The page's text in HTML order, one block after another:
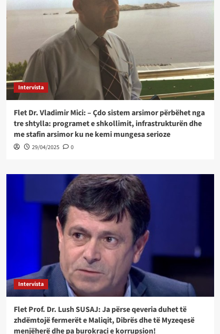
Intervista
Flet Dr. Vladimir Mici: – Çdo sistem arsimor përbëhet nga
tre shtylla: programet e shkollimit, infrastrukturën dhe
me stafin arsimor ku ne kemi mungesa serioze
29/04/2025 0
Intervista
Flet Prof. Dr. Lush SUSAJ: Ja përse qeveria duhet të
zhdëmtojë fermerët e Maliqit, Dibrës dhe të Myzeqesë
menjëherë dhe pa burokraci e korrupsion!